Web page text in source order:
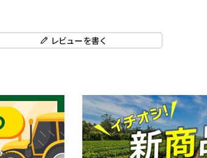
レビューを書く